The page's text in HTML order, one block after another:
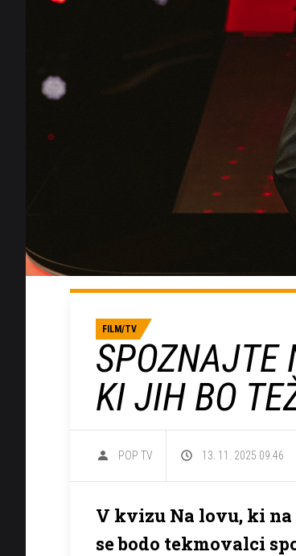
FILM/TV
SPOZNAJTE
KI JIH BO
POP TV 13. 11. 2025 09.46
V kvizu Na lovu, ki na
se bodo tekmovalci